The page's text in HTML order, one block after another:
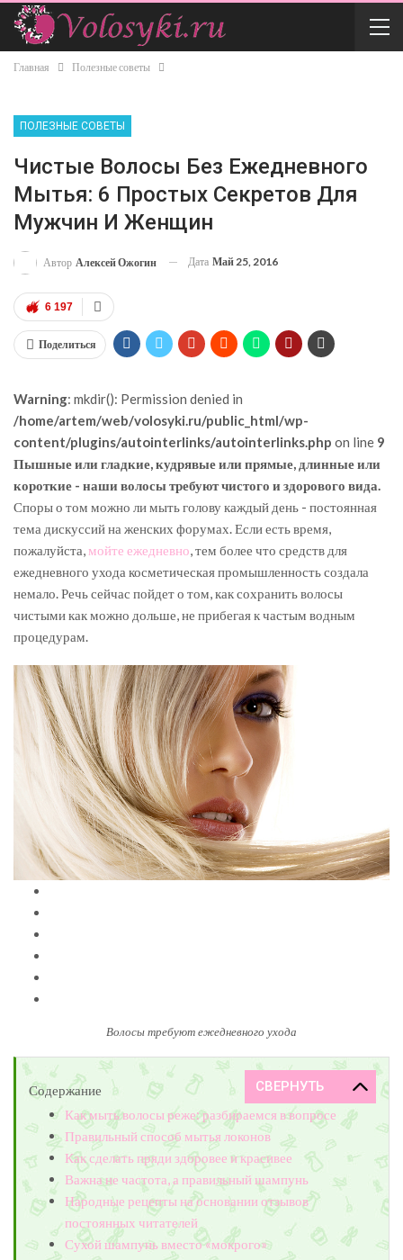
Главная Полезные советы
ПОЛЕЗНЫЕ СОВЕТЫ
Чистые Волосы Без Ежедневного
Мытья: 6 Простых Секретов Для
Мужчин И Женщин
Автор Алексей Ожогин Дата Май 25, 2016
6 197
Поделиться
Warning: mkdir(): Permission denied in
/home/artem/web/volosyki.ru/public_html/wp-
content/plugins/autointerlinks/autointerlinks.php on line 9
Пышные или гладкие, кудрявые или прямые, длинные или
короткие - наши волосы требуют чистого и здорового вида.
Споры о том можно ли мыть голову каждый день - постоянная
тема дискуссий на женских форумах. Если есть время,
пожалуйста, мойте ежедневно, тем более что средств для
ежедневного ухода косметическая промышленность создала
немало. Речь сейчас пойдет о том, как сохранить волосы
чистыми как можно дольше, не прибегая к частым водным
процедурам.
Волосы требуют ежедневного ухода
Содержание
Как мыть волосы реже: разбираемся в вопросе
Правильный способ мытья локонов
Как сделать пряди здоровее и красивее
Важна не частота, а правильный шампунь
Народные рецепты на основании отзывов
постоянных читателей
Сухой шампунь вместо «мокрого»